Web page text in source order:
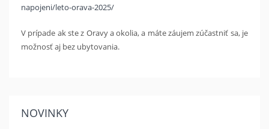
napojeni/leto-orava-2025/
V prípade ak ste z Oravy a okolia, a máte záujem zúčastniť sa, je
možnosť aj bez ubytovania.
NOVINKY